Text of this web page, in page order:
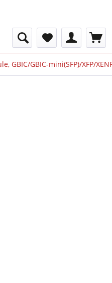
GBIC/GBIC-mini(SFP)/XFP/